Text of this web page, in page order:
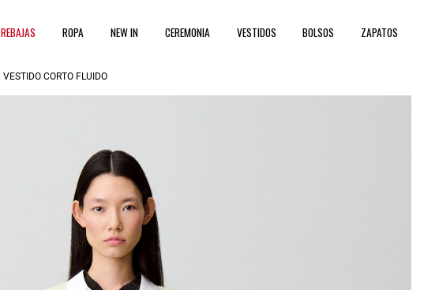
REBAJAS ROPA NEW IN CEREMONIA VESTIDOS BOLSOS ZAPATOS
VESTIDO CORTO FLUIDO